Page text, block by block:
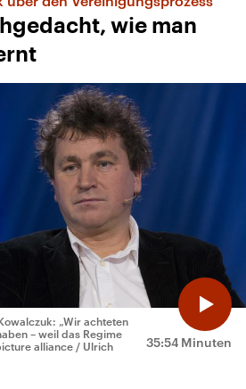
wie man
35:54 Minuten
„Wir achteten
– weil das Regime
alliance / Ulrich